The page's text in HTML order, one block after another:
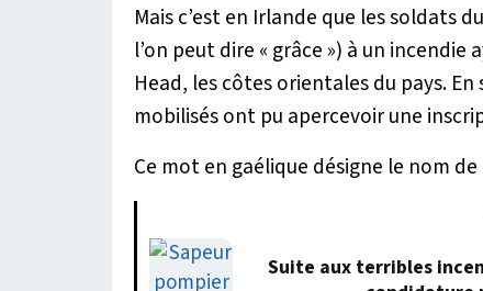
Mais c’est en Irlande que les soldats
l’on peut dire « grâce ») à un
Head, les côtes orientales du pays.
mobilisés ont pu apercevoir une
Ce mot en gaélique désigne le nom
Suite aux terribles